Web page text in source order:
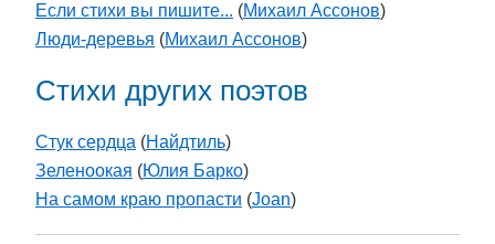
Если стихи вы пишите... (Михаил Ассонов)
Люди-деревья (Михаил Ассонов)
Стихи других поэтов
Стук сердца (Найдтиль)
Зеленоокая (Юлия Барко)
На самом краю пропасти (Joan)